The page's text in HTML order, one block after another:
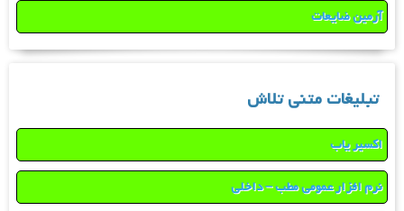
آرمین ضایعات
تبلیغات متنی تلاش
اکسیر یاب
نرم افزار عمومی مطب – داخلی